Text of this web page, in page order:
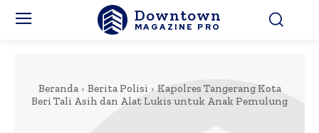
Downtown
MAGAZINE PRO
Beranda Berita Polisi
Kapolres Tangerang Kota
Beri Tali Asih dan Alat Lukis untuk Anak Pemulung